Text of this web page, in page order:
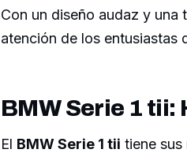
Con un diseño audaz y
atención de los entusiastas
BMW Serie 1
El BMW Serie 1 tii tiene sus